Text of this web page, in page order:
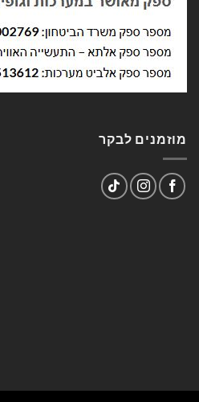
מוזמנים לבקר